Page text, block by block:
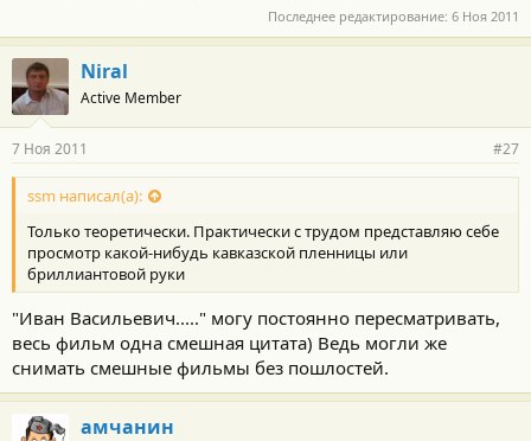
Последнее редактирование: 6 Ноя 2011
Niral
Active Member
7 Ноя 2011 #27
ssm написал(а):
Только теоретически. Практически с трудом представляю себе
просмотр какой-нибудь кавказской пленницы или
бриллиантовой руки
"Иван Васильевич....." могу постоянно пересматривать,
весь фильм одна смешная цитата) Ведь могли же
снимать смешные фильмы без пошлостей.
амчанин